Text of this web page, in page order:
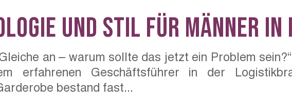
und Stil für Männer in
an – warum sollte das jetzt ein Problem
erfahrenen Geschäftsführer in der
bestand fast...